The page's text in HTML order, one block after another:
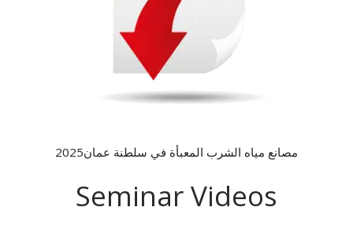
مصانع مياه الشرب المعبأة في سلطنة عمان2025
Seminar Videos